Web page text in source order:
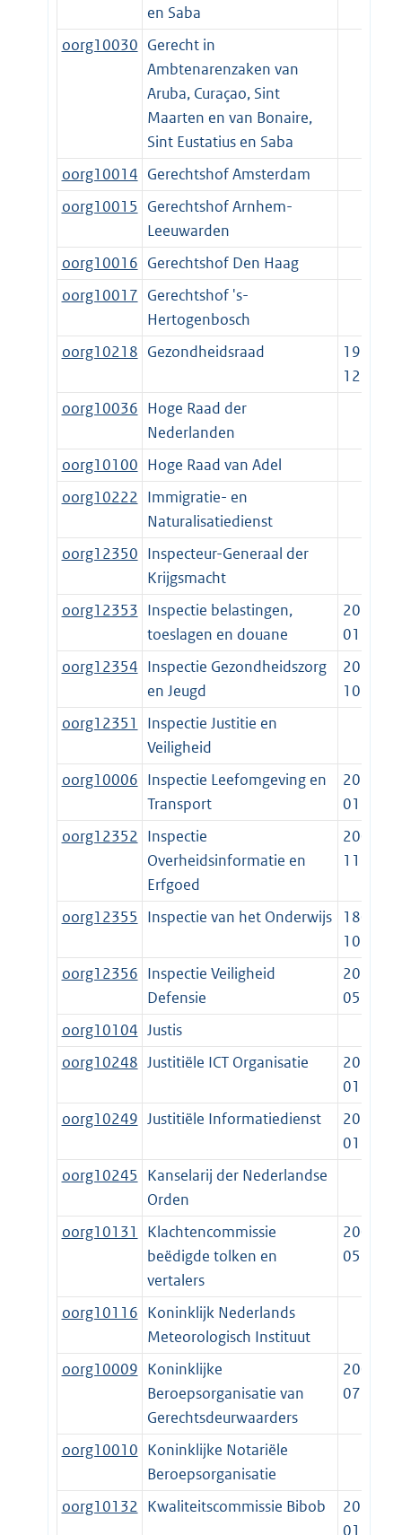
en Saba
oorg10030 Gerecht in
Ambtenarenzaken van
Aruba, Curaçao, Sint
Maarten en van Bonaire,
Sint Eustatius en Saba
oorg10014 Gerechtshof Amsterdam
oorg10015 Gerechtshof Arnhem-
Leeuwarden
oorg10016 Gerechtshof Den Haag
oorg10017 Gerechtshof 's-
Hertogenbosch
oorg10218 Gezondheidsraad
1957-
12-01
oorg10036 Hoge Raad der
Nederlanden
oorg10100 Hoge Raad van Adel
oorg10222 Immigratie- en
Naturalisatiedienst
oorg12350 Inspecteur-Generaal der
Krijgsmacht
oorg12353 Inspectie belastingen,
toeslagen en douane
2022-
01-01
oorg12354 Inspectie Gezondheidszorg
en Jeugd
2017-
10-01
oorg12351
Inspectie Justitie en
Veiligheid
oorg10006 Inspectie Leefomgeving en
Transport
2012-
01-01
oorg12352 Inspectie
Overheidsinformatie en
Erfgoed
2005-
11-01
oorg12355 Inspectie van het Onderwijs
1801-
10-02
oorg12356 Inspectie Veiligheid
Defensie
2018-
05-31
oorg10104 Justis
oorg10248 Justitiële ICT Organisatie
2022-
01-01
oorg10249 Justitiële Informatiedienst
2022-
01-01
oorg10245 Kanselarij der Nederlandse
Orden
oorg10131
Klachtencommissie
beëdigde tolken en
vertalers
2009-
05-25
oorg10116 Koninklijk Nederlands
Meteorologisch Instituut
oorg10009 Koninklijke
Beroepsorganisatie van
Gerechtsdeurwaarders
2001-
07-16
oorg10010 Koninklijke Notariële
Beroepsorganisatie
oorg10132 Kwaliteitscommissie Bibob
2014-
01-01